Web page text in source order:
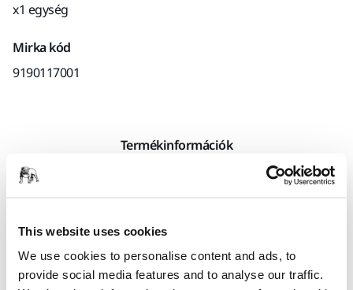
This website uses cookies
We use cookies to personalise content and ads, to
provide social media features and to analyse our traffic.
x1 egység
Mirka kód
9190117001
Termékinformációk
A szerszámtartót kifejezetten a 90 x 180 cm-es fekete
tárolóállványhoz terveztük, kódja: BM9190114001.